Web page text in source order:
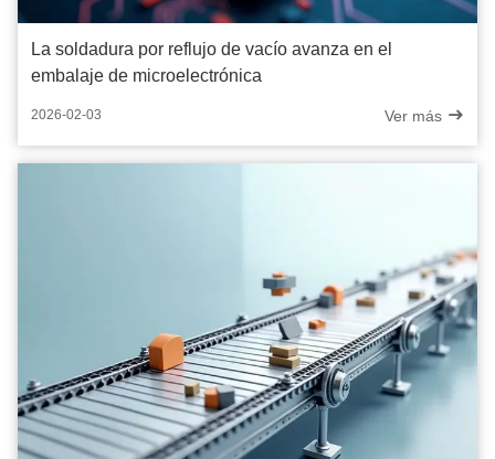
La soldadura por reflujo de vacío avanza en el
embalaje de microelectrónica
2026-02-03 Ver más